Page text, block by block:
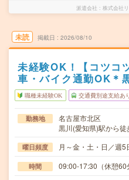
派遣会社 株式会社
未読 掲載日 2026/08/10
未経験OK！【コツコ
車・バイク通勤OK＊
職種未経験OK 交通費別途支給あ
勤務地
名古屋市北区
黒川(愛知県)駅から
曜日頻度 月～金・土・日／週5
時間 09:00-17:30（休憩60